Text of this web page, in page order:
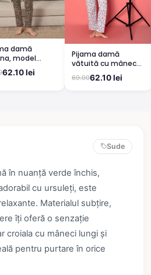
damă
model
mânecă
pantaloni
62.10 lei
Pijama damă
vătuită cu mânecă
lungă și pantaloni
lungi din bumbac,
69.0062.10 lei
Sude
în nuanță verde închis,
cu ursuleți, este
Materialul subțire,
îți oferă o senzație
croiala cu mâneci lungi și
pentru purtare în orice